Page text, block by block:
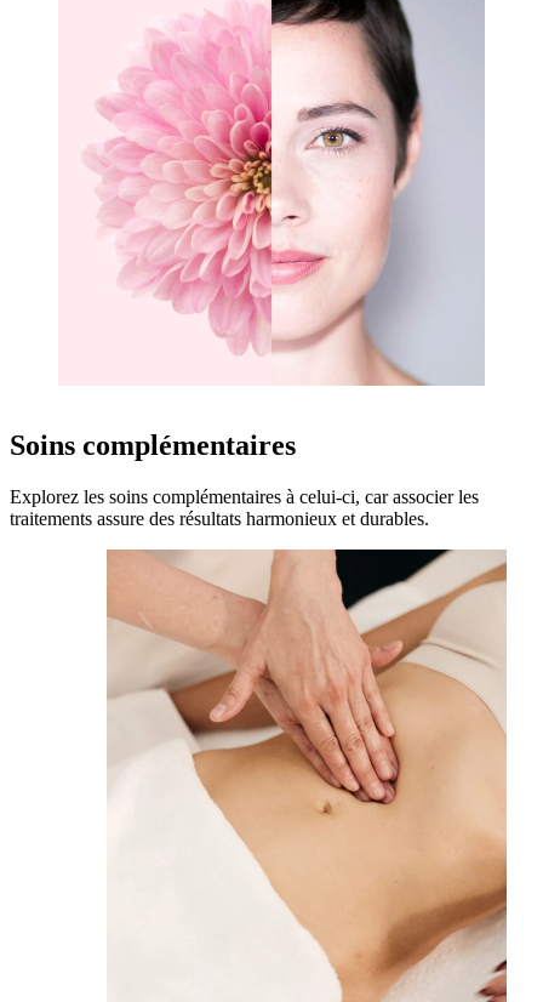
Soins complémentaires
Explorez les soins complémentaires à celui-ci, car associer les
traitements assure des résultats harmonieux et durables.